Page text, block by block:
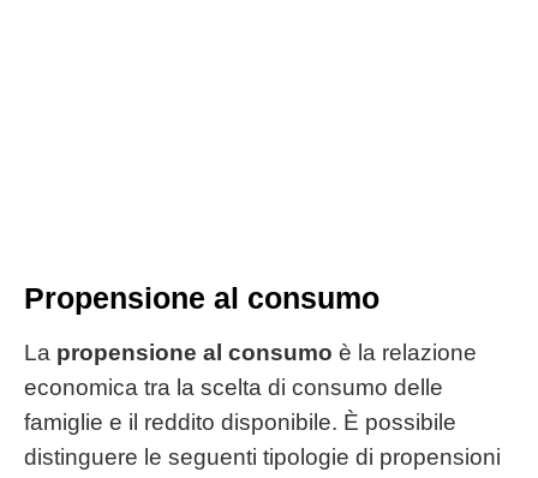
Propensione al consumo
La propensione al consumo è la relazione
economica tra la scelta di consumo delle
famiglie e il reddito disponibile. È possibile
distinguere le seguenti tipologie di propensioni